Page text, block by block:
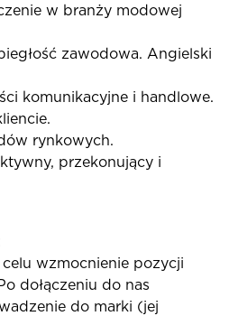
w branży modowej
zawodowa. Angielski
komunikacyjne i handlowe.
rynkowych.
przekonujący i
wzmocnienie pozycji
dołączeniu do nas
do marki (jej